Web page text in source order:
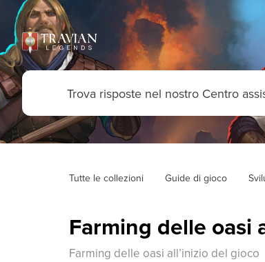
Tutte le collezioni Guide di gioco
Farming delle oasi
Farming delle oasi all’inizio del gioco